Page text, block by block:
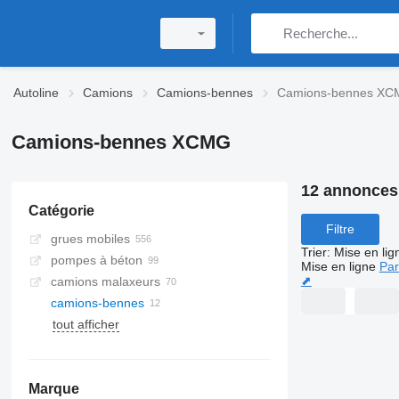
Autoline Camions Camions-bennes Camions-bennes
Camions-bennes XCMG
Catégorie
grues mobiles
pompes à béton
camions malaxeurs
camions-bennes
tout afficher
Marque
12
Filtre
Trier: Mise en
Mise en ligne
⬈